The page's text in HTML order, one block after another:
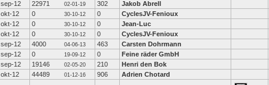
sep-12 22971 02-01-19 302 Jakob Abrell
okt-12 0 30-10-12 0 CyclesJV-Fenioux
okt-12 0 30-10-12 0 Jean-Luc
okt-12 0 30-10-12 0 CyclesJV-Fenioux
sep-12 4000 04-06-13 463 Carsten Dohrmann
sep-12 0 19-09-12 0 Feine räder GmbH
sep-12 19146 02-05-20 210 Henri den Bok
okt-12 44489 01-12-16 906 Adrien Chotard